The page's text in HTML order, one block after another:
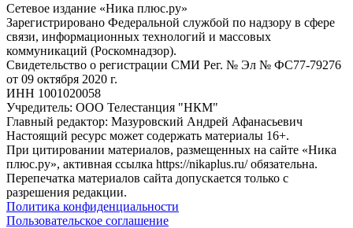
Сетевое издание «Ника плюс.ру»
Зарегистрировано Федеральной службой по надзору в сфере
связи, информационных технологий и массовых
коммуникаций (Роскомнадзор).
Свидетельство о регистрации СМИ Рег. № Эл № ФС77-79276
от 09 октября 2020 г.
ИНН 1001020058
Учредитель: ООО Телестанция "НКМ"
Главный редактор: Мазуровский Андрей Афанасьевич
Настоящий ресурс может содержать материалы 16+.
При цитировании материалов, размещенных на сайте «Ника
плюс.ру», активная ссылка https://nikaplus.ru/ обязательна.
Перепечатка материалов сайта допускается только с
разрешения редакции.
Политика конфиденциальности
Пользовательское соглашение